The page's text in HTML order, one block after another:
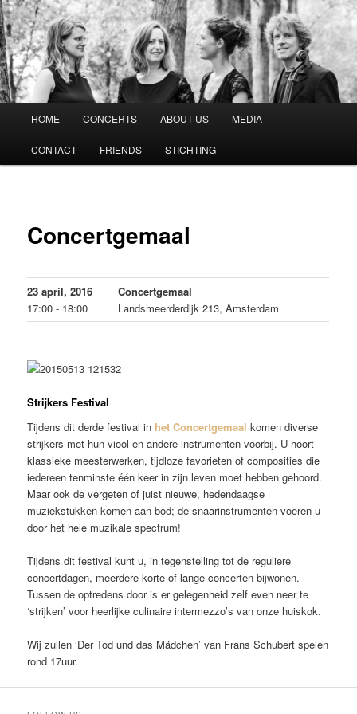
Vespucci Kwartet
Spring
naar
HOME CONCERTS ABOUT US MEDIA
CONTACT FRIENDS STICHTING
Concertgemaal
23 april, 2016
17:00 - 18:00
Concertgemaal
Landsmeerderdijk 213, Amsterdam
Strijkers Festival
Tijdens dit derde festival in het Concertgemaal komen diverse
strijkers met hun viool en andere instrumenten voorbij. U hoort
klassieke meesterwerken, tijdloze favorieten of composities die
iedereen tenminste één keer in zijn leven moet hebben gehoord.
Maar ook de vergeten of juist nieuwe, hedendaagse
muziekstukken komen aan bod; de snaarinstrumenten voeren u
door het hele muzikale spectrum!
Tijdens dit festival kunt u, in tegenstelling tot de reguliere
concertdagen, meerdere korte of lange concerten bijwonen.
Tussen de optredens door is er gelegenheid zelf even neer te
‘strijken’ voor heerlijke culinaire intermezzo’s van onze huiskok.
Wij zullen ‘Der Tod und das Mädchen’ van Frans Schubert spelen
rond 17uur.